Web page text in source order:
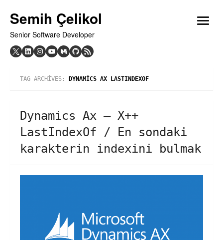
to
Semih Çelikol
Senior Software Developer
open
TAG ARCHIVES: DYNAMICS AX LASTINDEXOF
Dynamics Ax – X++
LastIndexOf / En sondaki
karakterin indexini bulmak